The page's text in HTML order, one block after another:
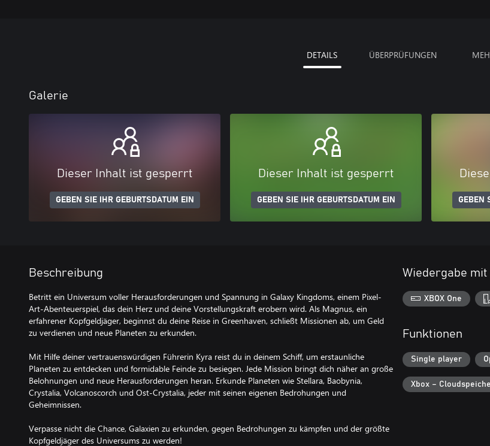
DETAILS ÜBERPRÜFUNGEN
Galerie
Dieser Inhalt ist gesperrt
GEBEN SIE IHR GEBURTSDATUM EIN
Dieser Inhalt ist gesperrt
GEBEN SIE IHR GEBURTSDATUM EIN GEBEN
Beschreibung
Betritt ein Universum voller Herausforderungen und Spannung in Galaxy Kingdoms, einem Pixel-
Art-Abenteuerspiel, das dein Herz und deine Vorstellungskraft erobern wird. Als Magnus, ein
erfahrener Kopfgeldjäger, beginnst du deine Reise in Greenhaven, schließt Missionen ab, um Geld
zu verdienen und neue Planeten zu erkunden.
Mit Hilfe deiner vertrauenswürdigen Führerin Kyra reist du in deinem Schiff, um erstaunliche
Planeten zu entdecken und formidable Feinde zu besiegen. Jede Mission bringt dich näher an große
Belohnungen und neue Herausforderungen heran. Erkunde Planeten wie Stellara, Baobynia,
Crystalia, Volcanoscorch und Ost-Crystalia, jeder mit seinen eigenen Bedrohungen und
Geheimnissen.
Verpasse nicht die Chance, Galaxien zu erkunden, gegen Bedrohungen zu kämpfen und der größte
Kopfgeldjäger des Universums zu werden!
Wiedergabe mit
XBOX One
Funktionen
Single player
Xbox –